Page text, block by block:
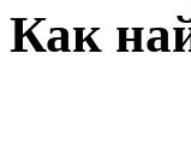
Как